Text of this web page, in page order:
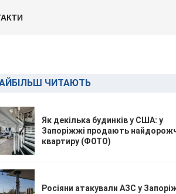
ЧИТАЮТЬ
Як декілька будинків у США: у
Запоріжжі продають
квартиру (ФОТО)
Росіяни атакували АЗС у